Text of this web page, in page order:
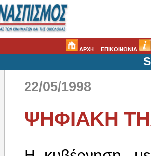
ΑΡΧΗ ΕΠΙΚΟΙΝΩΝΙΑ
22/05/1998
ΨΗΦΙΑΚΗ